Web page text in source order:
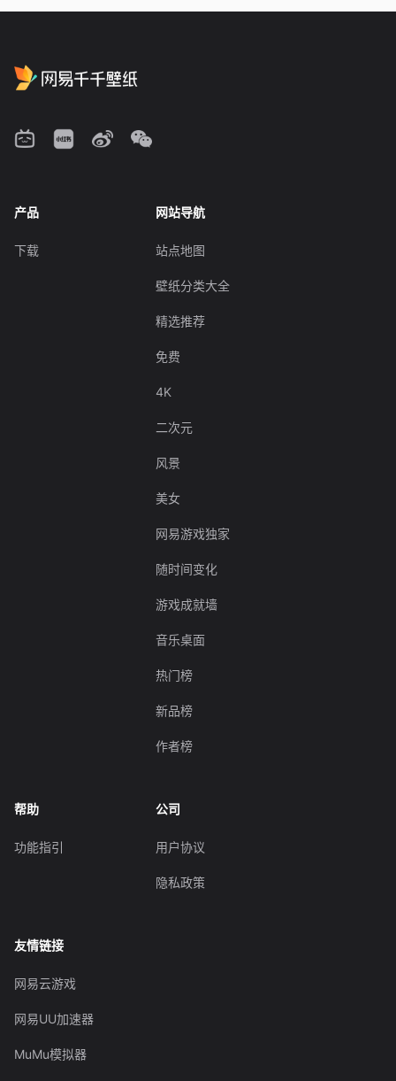
产品
下载
网站导航
站点地图
壁纸分类大全
精选推荐
免费
4K
二次元
风景
美女
网易游戏独家
随时间变化
游戏成就墙
音乐桌面
热门榜
新品榜
作者榜
帮助
功能指引
公司
用户协议
隐私政策
友情链接
网易云游戏
网易UU加速器
MuMu模拟器